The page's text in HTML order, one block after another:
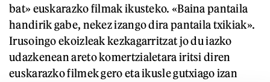
bat» euskarazko filmak ikusteko. «Baina pantaila
handirik gabe, nekez izango dira pantaila txikiak».
Irusoingo ekoizleak kezkagarritzat jo du iazko
udazkenean areto komertzialetara iritsi diren
euskarazko filmek gero eta ikusle gutxiago izan